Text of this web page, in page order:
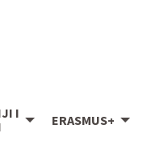
I
ERASMUS+